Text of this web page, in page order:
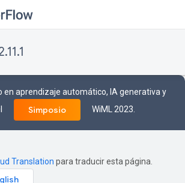
en aprendizaje automático, IA generativa y
Simposio WiML 2023.
Translation para traducir esta página.